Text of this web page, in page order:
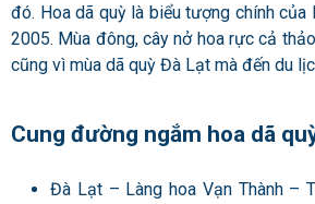
đó. Hoa dã quỳ là biểu tượng chính
2005. Mùa đông, cây nở hoa rực cả
cũng vì mùa dã quỳ Đà Lạt mà đến du
Cung đường ngắm hoa dã
Đà Lạt – Làng hoa Vạn Thành –